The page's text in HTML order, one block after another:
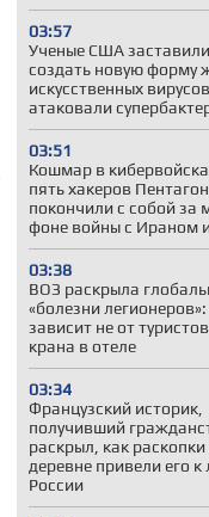
03:57
Ученые США
создать новую форму
искусственных
атаковали
03:51
Кошмар в
пять хакеров
покончили с собой за
фоне войны с Ираном
03:38
ВОЗ раскрыла
«болезни
зависит не от
крана в отеле
03:34
Французский историк,
получивший
раскрыл, как
деревне привели его
России